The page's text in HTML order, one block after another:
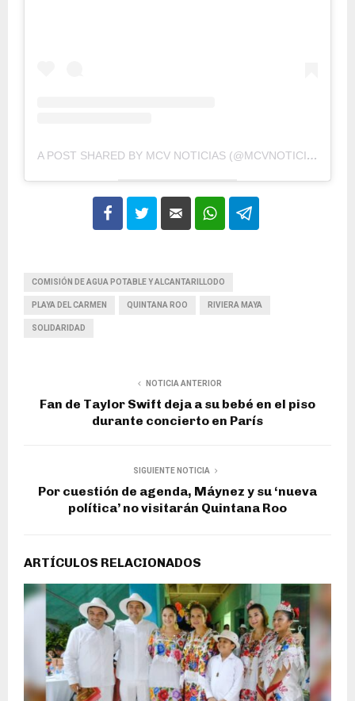
A POST SHARED BY MCV NOTICIAS (@MCVNOTICIAS)
COMISIÓN DE AGUA POTABLE Y ALCANTARILLODO
PLAYA DEL CARMEN QUINTANA ROO RIVIERA MAYA
SOLIDARIDAD
NOTICIA ANTERIOR
Fan de Taylor Swift deja a su bebé en el piso
durante concierto en París
SIGUIENTE NOTICIA
Por cuestión de agenda, Máynez y su ‘nueva
política’ no visitarán Quintana Roo
ARTÍCULOS RELACIONADOS